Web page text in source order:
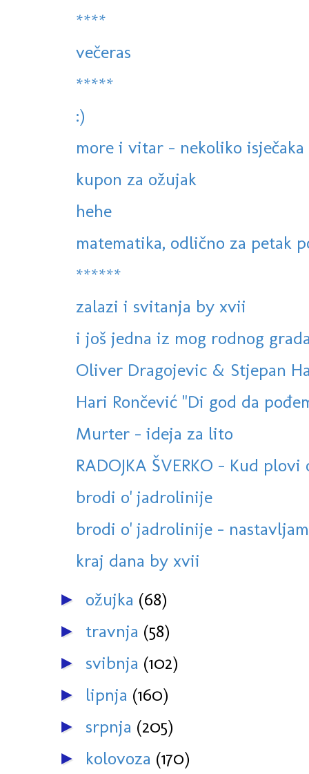
****
večeras
*****
:)
more i vitar - nekoliko
kupon za ožujak
hehe
matematika, odlično za petak
******
zalazi i svitanja by xvii
i još jedna iz mog rodnog
Oliver Dragojevic & Stjepan
Hari Rončević "Di god da
Murter - ideja za lito
RADOJKA ŠVERKO - Kud
brodi o' jadrolinije
brodi o' jadrolinije -
kraj dana by xvii
► ožujka (68)
► travnja (58)
► svibnja (102)
► lipnja (160)
► srpnja (205)
► kolovoza (170)